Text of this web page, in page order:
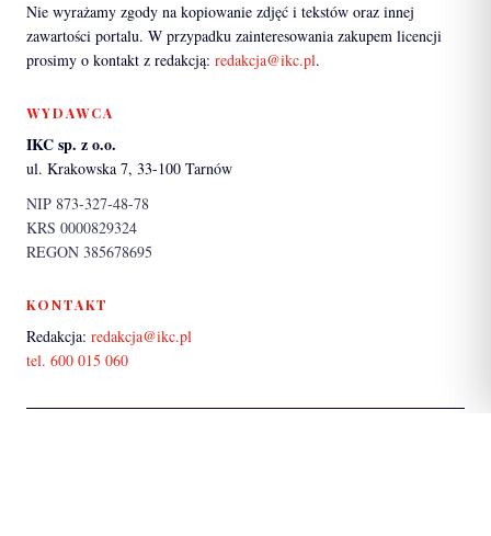
Nie wyrażamy zgody na kopiowanie zdjęć i tekstów oraz innej
zawartości portalu. W przypadku zainteresowania zakupem licencji
prosimy o kontakt z redakcją: redakcja@ikc.pl.
WYDAWCA
IKC sp. z o.o.
ul. Krakowska 7, 33-100 Tarnów
NIP 873-327-48-78
KRS 0000829324
REGON 385678695
KONTAKT
Redakcja: redakcja@ikc.pl
tel. 600 015 060